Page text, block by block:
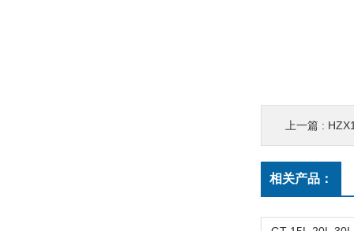
上一篇 :
相关产品：